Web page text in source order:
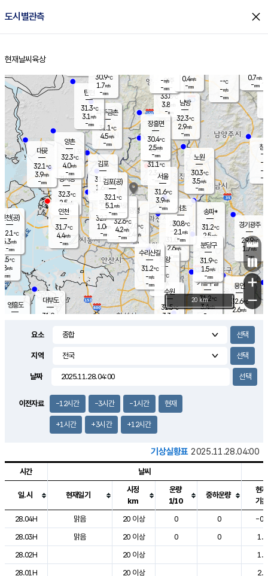
도시별관측 close
홈
현재날씨 육상
의도
℃
m/s
mm
영흥도
양주
33.8℃
3.8
-mm
과천
31.0℃
2.6m/s
- mm
용인
32.6℃
2.6m/s
경기광주
29.9℃
1.7m/s
-mm
3.9m/s
대부도
31.9
경서동
32.3℃
2.5 m/s
-mm
파주금촌
31.1℃
4.5m/s
-mm
-℃
-m/s
-mm
대곶
32.1℃
3.9m/s
-mm
창
-
-m/
-
탄현
31.3℃
3.1 m/s
-mm
0.7m/s
-mm
의왕
- ℃
m/s
mm
김포
31.5℃
1.6 m/s
mm
광명
32.0
℃
2.4 m/s
-mm
부천
32.7℃
1.0m/s
-mm
양촌
32.3℃
4.0m/s
-mm
구로
32.6℃
4.2m/s
-mm
은평
31.1℃
2.3 m/s
- mm
노원
30.3℃
3.5m/s
-mm
송파*
31.2℃
2.5m/s
-mm
서초
30.8℃
2.1 m/s
-mm
남방
32.3℃
2.9m/s
-mm
기흥구갈
31.2℃
3.4m/s
-
수리산길
31.2℃
-m/s
-mm
분당구
31.9℃
1.5m/s
-mm
장흥면
30.4℃
2.5m/s
-mm
-m/s
-mm
인천(공)
32.1℃
5.3m/s
-mm
김포(공)
32.1℃
5.1 m/s
-mm
수원
31.5℃
3.3 m/s
인천
31.7℃
4.4m/s
-mm
서울
31.6℃
3.9m/s
-mm
30.9℃
1.7m/s
-mm
0.4m/s
-mm
+
−
20 km
요소
지역
날짜
이전자료 -12시간 -3시간 -1시간 현재
+1시간 +3시간 +12시간
기상실황표 2025.11.28.04:00
도시별 기상실황표로 지점, 날씨, 기온, 강수, 바람, 기압등을 안내한 표입
시간 날씨
일.시 현재일기
시정
km
운량
1/10
중하운량
현재
기온
28.04H
맑음 20 이상 0 0
-
28.03H
맑음 20 이상 0 0
1.0
28.02H
20 이상
1.8
28.01H
20 이상
2.1